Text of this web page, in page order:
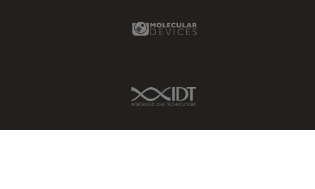
Molecular Devices Link
IDT Link